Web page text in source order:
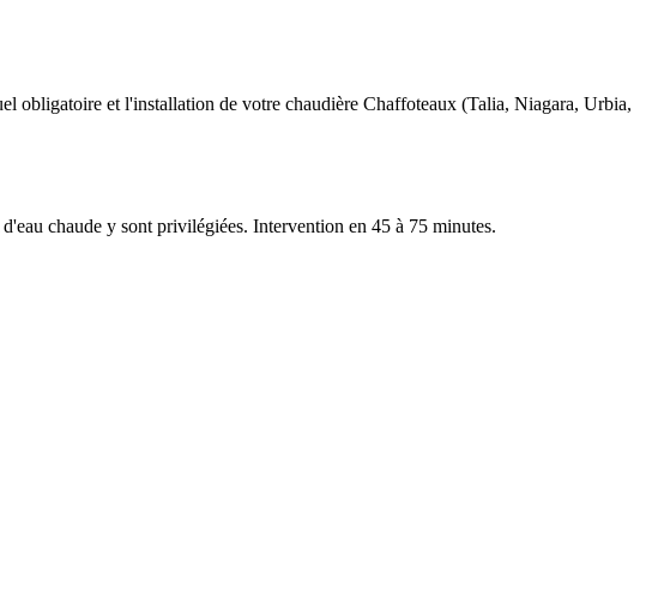
obligatoire et l'installation de votre chaudière Chaffoteaux (Talia, Niagara, Urbia,
chaude y sont privilégiées. Intervention en 45 à 75 minutes.